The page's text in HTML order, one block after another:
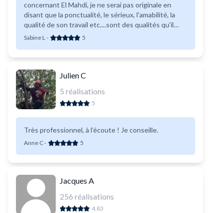
concernant El Mahdi, je ne serai pas originale en
disant que la ponctualité, le sérieux, l'amabilité, la
qualité de son travail etc....sont des qualités qu'il
possède !
Sabine L- 5
Julien C
5 réalisations
5
Très professionnel, à l’écoute ! Je conseille.
Anne C- 5
Jacques A
256 réalisations
4.83